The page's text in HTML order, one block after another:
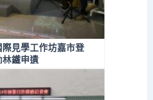
見學工作坊嘉市登
鐵申遺